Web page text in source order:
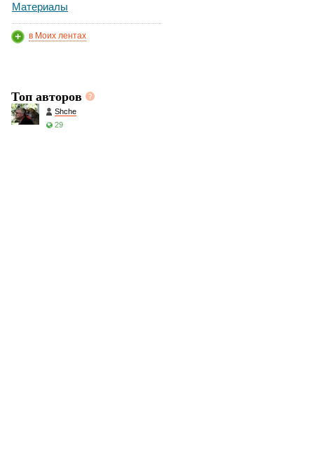
Материалы
в Моих лентах
Топ авторов
Shche
29